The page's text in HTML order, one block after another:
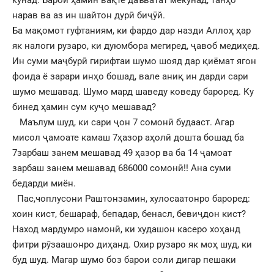
нарав ва аз ин шайтон дурӣ биҷӯй.
Ба мақомот гуфтаниям, ки фардо дар назди Аллоҳ ҳар
як налоги рузаро, ки дуюмбора мегиред, ҷавоб медиҳед.
Ин суми маҷбурӣ гирифтаи шумо шояд дар қиёмат ягон
фоида ё зарари инҳо бошад, вале аниқ ин дарди сари
шумо мешавад. Шумо мард шаведу коведу бароред. Ку
бинед ҳамин сум куҷо мешавад?
Маълум шуд, ки сари ҷон 7 сомонӣ будааст. Агар
мисол ҷамоате камаш 7ҳазор аҳолӣ дошта бошад ба
7зарбаш занем мешавад 49 ҳазор ва ба 14 ҷамоат
зарбаш занем мешавад 686000 сомонӣ!! Ана суми
бедарди миён.
Пас,чоплусони Раштонзамин, хулосаатонро бароред:
хоин кист, бешараф, бепадар, бенасл, бевиҷдон кист?
Наход мардумро намонӣ, ки худашон касеро хоҳанд
фитри рӯзаашонро диҳанд. Охир рузаро як моҳ шуд, ки
буд шуд. Магар шумо боз барои соли дигар пешаки